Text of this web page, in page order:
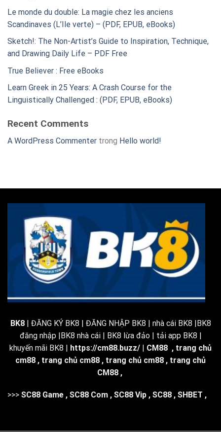
Le monde du double: La magie chez les anciens
Scandinaves (L’Ile verte) – (PDF, EPUB, eBooks)
Sketch!: The Non-Artist’s Guide to Inspiration, Technique,
and Drawing Daily Life – PDF Free
True Believer : Free eBooks
Learn Greek in 25 Years: A Crash Course for the
Linguistically Challenged : (PDF, EPUB, eBooks)
Recent Comments
A WordPress Commenter trong Hello world!
BK8| ĐĂNG KÝ BK8 | ĐĂNG NHẬP BK8 | nhà cái BK8 |BK8
đăng nhập |BK8 nhà cái | BK8 lừa đảo | tải app BK8 |
khuyến mãi BK8 | https://cm88.buzz/ | CM88 , trang chủ
cm88 , trang chủ cm88 , trang chủ cm88 , trang chủ
CM88,
>>> SC88 Game , SC88 Com , SC88 Vip , SC88 , SHBET ,